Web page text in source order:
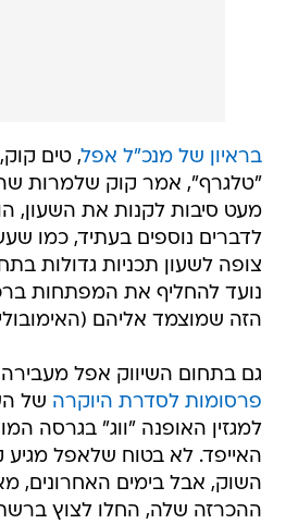
בראיון של מנכ"ל אפל, טים קוק,
"טלגרף", אמר קוק שלמרות
מעט סיבות לקנות את השעון,
לדברים נוספים בעתיד, כמו
צופה לשעון תכניות גדולות
נועד להחליף את המפתחות
הזה שמוצמד אליהם
גם בתחום השיווק אפל
פרסומות לסדרת היוקרה
למגזין האופנה "ווג" בגרסה
האייפד. לא בטוח שלאפל
השוק, אבל בימים האחרונים,
ההכרזה שלה, החלו לצוץ